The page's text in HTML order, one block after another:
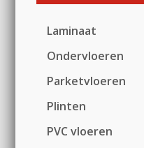
Laminaat
Ondervloeren
Parketvloeren
Plinten
PVC vloeren